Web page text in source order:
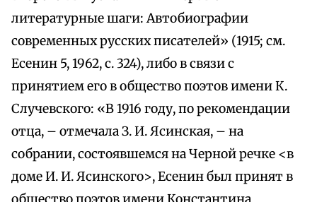
литературные шаги: Автобиографии
современных русских писателей» (1915; см.
Есенин 5, 1962, с. 324), либо в связи с
принятием его в общество поэтов имени К.
Случевского: «В 1916 году, по рекомендации
отца, – отмечала З. И. Ясинская, – на
собрании, состоявшемся на Черной речке <в
доме И. И. Ясинского>, Есенин был принят в